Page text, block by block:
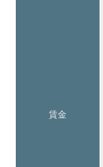
賃金